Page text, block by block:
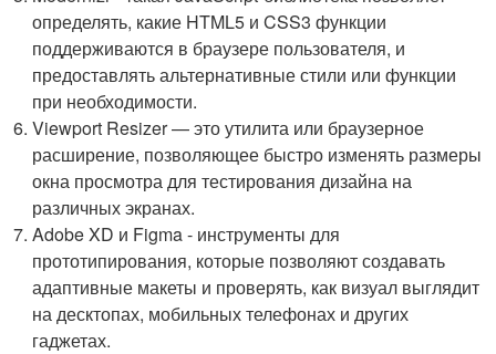
определять, какие HTML5 и CSS3 функции
поддерживаются в браузере пользователя, и
предоставлять альтернативные стили или функции
при необходимости.
Viewport Resizer — это утилита или браузерное
расширение, позволяющее быстро изменять размеры
окна просмотра для тестирования дизайна на
различных экранах.
Adobe XD и Figma - инструменты для
прототипирования, которые позволяют создавать
адаптивные макеты и проверять, как визуал выглядит
на десктопах, мобильных телефонах и других
гаджетах.